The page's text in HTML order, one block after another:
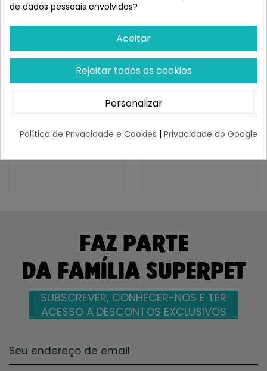
TIEMPO DE PROFESIONALES
Tiempo De Profesionales
Hueso Prensado Piel
(Bolsa De 50 Unidades)
Para Perros
FAZ PARTE
DA FAMÍLIA SUPERPET
SUBSCREVER, CONHECER-NOS E TER
ACESSO A DESCONTOS EXCLUSIVOS
de dados pessoais envolvidos?
Aceitar
Rejeitar todos os cookies
Personalizar
Política de Privacidade e Cookies | Privacidade do Google